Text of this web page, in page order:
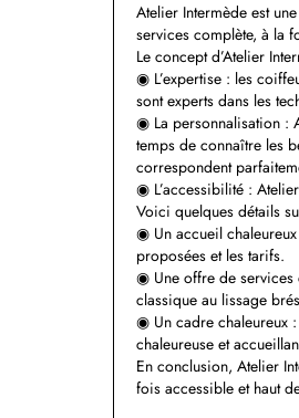
Atelier Intermède est
services complète, à la
Le concept d’Atelier
◉ L’expertise : les
sont experts dans les
◉ La personnalisation :
temps de connaître les
correspondent
◉ L’accessibilité :
Voici quelques détails
◉ Un accueil
proposées et les tarifs.
◉ Une offre de services
classique au lissage
◉ Un cadre chaleureux :
chaleureuse et
En conclusion, Atelier
fois accessible et haut